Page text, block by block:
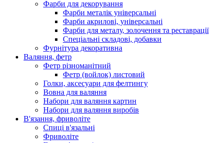
Фарби для декорування
Фарби металік універсальні
Фарби акрилові, універсальні
Фарби для металу, золочення та реставрації
Спеціальні складові, добавки
Фурнітура декоративна
Валяння, фетр
Фетр різноманітний
Фетр (войлок) листовий
Голки, аксесуари для фелтингу
Вовна для валяння
Набори для валяння картин
Набори для валяння виробів
В'язання, фриволіте
Спиці в'язальні
Фриволіте